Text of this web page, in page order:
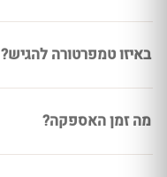
באיזו טמפרטורה להגיש?
מה זמן האספקה?